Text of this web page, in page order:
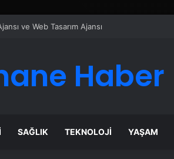
Haber
SAĞLIK TEKNOLOJI YAŞAM